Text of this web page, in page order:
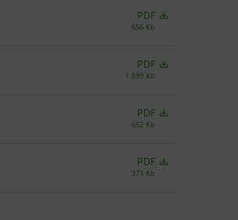
PDF
656 Kb
PDF
1.699 Kb
PDF
652 Kb
PDF
373 Kb